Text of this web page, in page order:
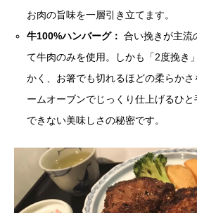
お肉の旨味を一層引き立てます。
牛100%ハンバーグ： 合い挽きが主流
て牛肉のみを使用。しかも「2度挽き
かく、お箸でも切れるほどの柔らか
ームオーブンでじっくり仕上げるひ
できない美味しさの秘密です。